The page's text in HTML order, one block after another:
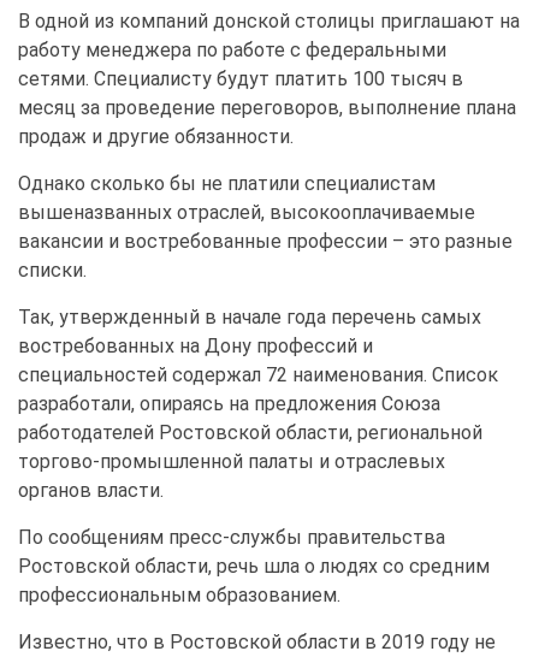
В одной из компаний донской столицы приглашают на
работу менеджера по работе с федеральными
сетями. Специалисту будут платить 100 тысяч в
месяц за проведение переговоров, выполнение плана
продаж и другие обязанности.
Однако сколько бы не платили специалистам
вышеназванных отраслей, высокооплачиваемые
вакансии и востребованные профессии – это разные
списки.
Так, утвержденный в начале года перечень самых
востребованных на Дону профессий и
специальностей содержал 72 наименования. Список
разработали, опираясь на предложения Союза
работодателей Ростовской области, региональной
торгово-промышленной палаты и отраслевых
органов власти.
По сообщениям пресс-службы правительства
Ростовской области, речь шла о людях со средним
профессиональным образованием.
Известно, что в Ростовской области в 2019 году не